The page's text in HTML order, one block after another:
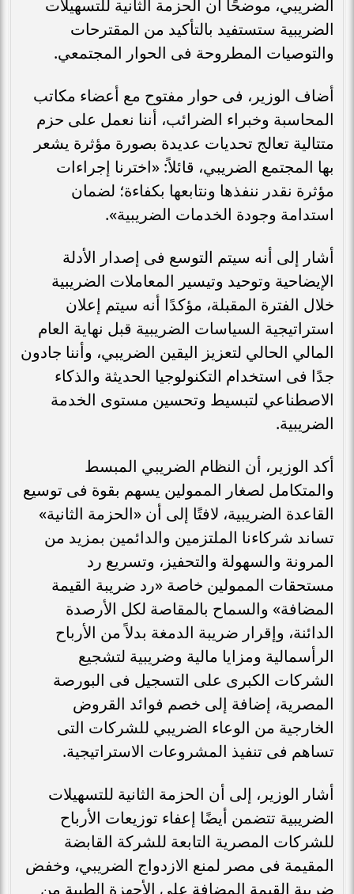
الضريبي، موضحًا أن الحزمة الثانية للتسهيلات
الضريبية ستستفيد بالتأكيد من المقترحات
والتوصيات المطروحة فى الحوار المجتمعي.
أضاف الوزير، فى حوار مفتوح مع أعضاء مكاتب
المحاسبة وخبراء الضرائب، أننا نعمل على حزم
متتالية تعالج تحديات عديدة بصورة مؤثرة يشعر
بها المجتمع الضريبي، قائلاً: «اخترنا إجراءات
مؤثرة نقدر ننفذها ونتابعها بكفاءة؛ لضمان
استدامة وجودة الخدمات الضريبية».
أشار إلى أنه سيتم التوسع فى إصدار الأدلة
الإيضاحية وتوحيد وتيسير المعاملات الضريبية
خلال الفترة المقبلة، مؤكدًا أنه سيتم إعلان
استراتيجية السياسات الضريبية قبل نهاية العام
المالي الحالي لتعزيز اليقين الضريبي، وأننا جادون
جدًا فى استخدام التكنولوجيا الحديثة والذكاء
الاصطناعي لتبسيط وتحسين مستوى الخدمة
الضريبية.
أكد الوزير، أن النظام الضريبي المبسط
والمتكامل لصغار الممولين يسهم بقوة فى توسيع
القاعدة الضريبية، لافتًا إلى أن «الحزمة الثانية»
تساند شركاءنا الملتزمين والدائمين بمزيد من
المرونة والسهولة والتحفيز، وتسريع رد
مستحقات الممولين خاصة «رد ضريبة القيمة
المضافة» والسماح بالمقاصة لكل الأرصدة
الدائنة، وإقرار ضريبة الدمغة بدلاً من الأرباح
الرأسمالية ومزايا مالية وضريبية لتشجيع
الشركات الكبرى على التسجيل فى البورصة
المصرية، إضافة إلى خصم فوائد القروض
الخارجية من الوعاء الضريبي للشركات التى
تساهم فى تنفيذ المشروعات الاستراتيجية.
أشار الوزير، إلى أن الحزمة الثانية للتسهيلات
الضريبية تتضمن أيضًا إعفاء توزيعات الأرباح
للشركات المصرية التابعة للشركة القابضة
المقيمة فى مصر لمنع الازدواج الضريبي، وخفض
ضريبة القيمة المضافة على الأجهزة الطبية من